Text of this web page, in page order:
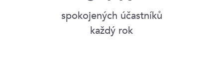
spokojených účastníků
každý rok